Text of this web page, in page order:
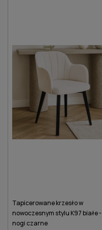
Tapicerowane krzesło w
nowoczesnym stylu K97 białe -
nogi czarne